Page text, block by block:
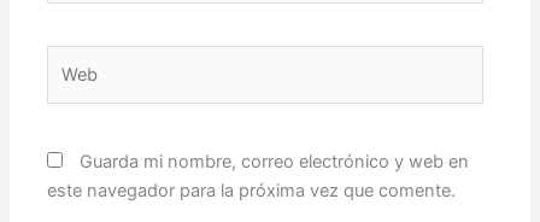
Guarda mi nombre, correo electrónico y web en
este navegador para la próxima vez que comente.